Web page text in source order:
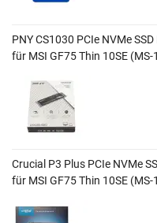
PNY CS1030 PCIe NVMe
für MSI GF75 Thin 10SE (MS-
Crucial P3 Plus PCIe NVMe
für MSI GF75 Thin 10SE (MS-